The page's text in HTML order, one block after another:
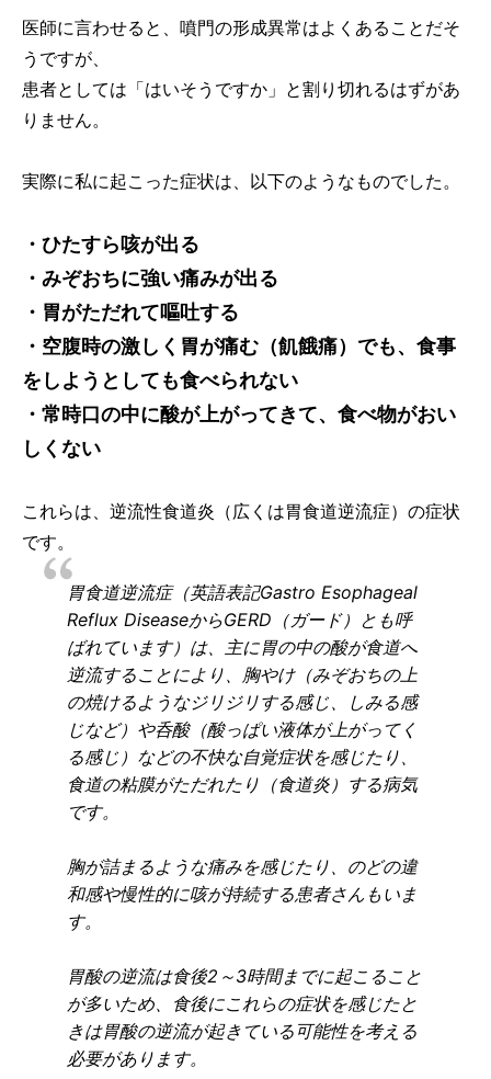
医師に言わせると、噴門の形成異常はよくあることだそ
うですが、
患者としては「はいそうですか」と割り切れるはずがあ
りません。
実際に私に起こった症状は、以下のようなものでした。
・ひたすら咳が出る
・みぞおちに強い痛みが出る
・胃がただれて嘔吐する
・空腹時の激しく胃が痛む（飢餓痛）でも、食事
をしようとしても食べられない
・常時口の中に酸が上がってきて、食べ物がおい
しくない
これらは、逆流性食道炎（広くは胃食道逆流症）の症状
です。
胃食道逆流症（英語表記Gastro Esophageal
Reflux DiseaseからGERD（ガード）とも呼
ばれています）は、主に胃の中の酸が食道へ
逆流することにより、胸やけ（みぞおちの上
の焼けるようなジリジリする感じ、しみる感
じなど）や呑酸（酸っぱい液体が上がってく
る感じ）などの不快な自覚症状を感じたり、
食道の粘膜がただれたり（食道炎）する病気
です。
胸が詰まるような痛みを感じたり、のどの違
和感や慢性的に咳が持続する患者さんもいま
す。
胃酸の逆流は食後2～3時間までに起こること
が多いため、食後にこれらの症状を感じたと
きは胃酸の逆流が起きている可能性を考える
必要があります。